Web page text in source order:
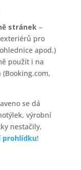
stránek –
pro
apod.)
použít i na
se dá
výrobní
nestačily,
!